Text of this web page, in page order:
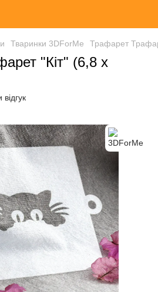
Тваринки 3DForMe Трафарет
"Кіт" (6,8 х